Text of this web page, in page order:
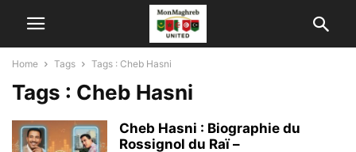
Home Tags Tags : Cheb Hasni
Tags : Cheb Hasni
Cheb Hasni : Biographie du
Rossignol du Raï –